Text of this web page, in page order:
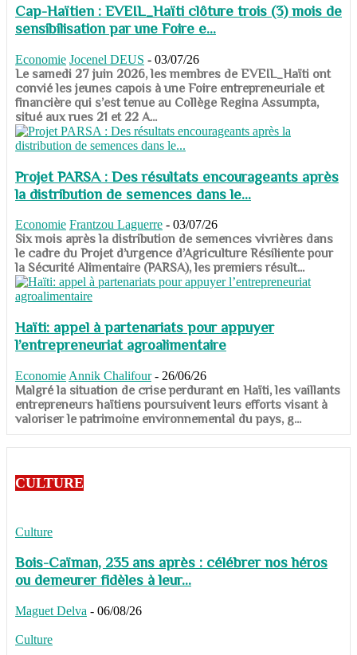
Cap-Haïtien : EVEIL_Haïti clôture trois (3) mois de
sensibilisation par une Foire e...
Economie Jocenel DEUS - 03/07/26
Le samedi 27 juin 2026, les membres de EVEIL_Haïti ont
convié les jeunes capois à une Foire entrepreneuriale et
financière qui s’est tenue au Collège Regina Assumpta,
situé aux rues 21 et 22 A...
Projet PARSA : Des résultats encourageants après
la distribution de semences dans le...
Economie Frantzou Laguerre - 03/07/26
​​​​​​​Six mois après la distribution de semences vivrières dans
le cadre du Projet d’urgence d’Agriculture Résiliente pour
la Sécurité Alimentaire (PARSA), les premiers résult...
Haïti: appel à partenariats pour appuyer
l’entrepreneuriat agroalimentaire
Economie Annik Chalifour - 26/06/26
​​​​​​​Malgré la situation de crise perdurant en Haïti, les vaillants
entrepreneurs haïtiens poursuivent leurs efforts visant à
valoriser le patrimoine environnemental du pays, g...
CULTURE
Culture
Bois-Caïman, 235 ans après : célébrer nos héros
ou demeurer fidèles à leur...
Maguet Delva - 06/08/26
Culture